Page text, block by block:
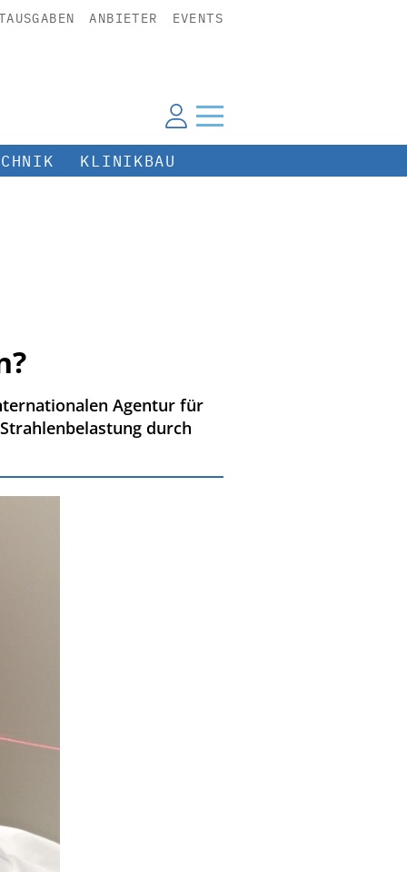
ANBIETER EVENTS
KLINIKBAU
Agentur für
durch